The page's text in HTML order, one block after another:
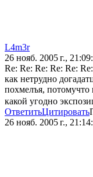
L4m3r
26 нояб. 2005 г.,
Re: Re: Re: Re: Re:
как нетрудно
похмелъя,
какой угодно
ОтветитьЦитировать
26 нояб. 2005 г.,